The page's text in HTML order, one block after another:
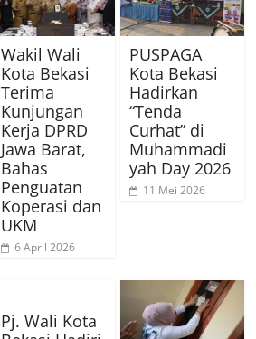
Wakil Wali
Kota Bekasi
Terima
Kunjungan
Kerja DPRD
Jawa Barat,
Bahas
Penguatan
Koperasi dan
UKM
6 April 2026
PUSPAGA
Kota Bekasi
Hadirkan
“Tenda
Curhat” di
Muhammadi
yah Day 2026
11 Mei 2026
Pj. Wali Kota